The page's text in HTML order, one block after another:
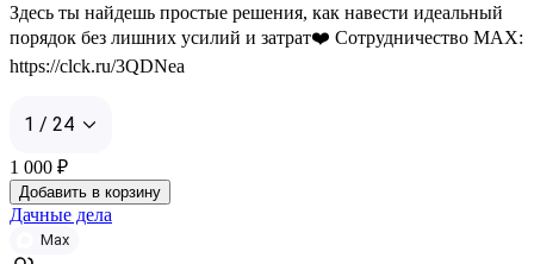
Здесь ты найдешь простые решения, как навести идеальный
порядок без лишних усилий и затрат❤️ Сотрудничество MAX:
https://clck.ru/3QDNea
1 / 24
1 000 ₽
Добавить в корзину
Дачные дела
Max